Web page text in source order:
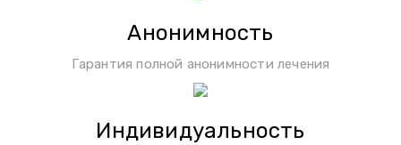
Анонимность
Гарантия полной анонимности лечения
Индивидуальность